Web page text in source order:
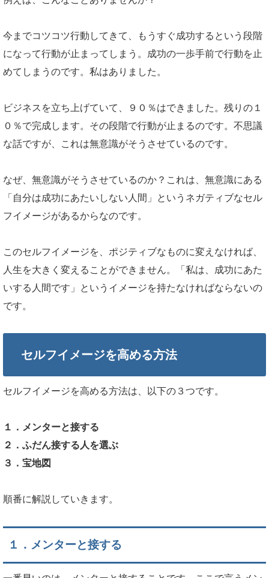
今までコツコツ行動してきて、もうすぐ成功するという段階
になって行動が止まってしまう。成功の一歩手前で行動を止
めてしまうのです。私はありました。
ビジネスを立ち上げていて、９０％はできました。残りの１
０％で完成します。その段階で行動が止まるのです。不思議
な話ですが、これは無意識がそうさせているのです。
なぜ、無意識がそうさせているのか？これは、無意識にある
「自分は成功にあたいしない人間」というネガティブなセル
フイメージがあるからなのです。
このセルフイメージを、ポジティブなものに変えなければ、
人生を大きく変えることができません。「私は、成功にあた
いする人間です」というイメージを持たなければならないの
です。
セルフイメージを高める方法
セルフイメージを高める方法は、以下の３つです。
１．メンターと接する
２．ふだん接する人を選ぶ
３．宝地図
順番に解説していきます。
１．メンターと接する